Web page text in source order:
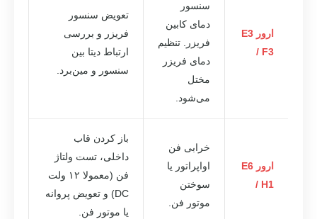
ارور E3
/ F3
سنسور
دمای کابین
فریزر. تنظیم
دمای فریزر
مختل
می‌شود.
تعویض سنسور
فریزر و بررسی
ارتباط دیتا بین
سنسور و مین‌برد.
ارور E6
/ H1
خرابی فن
اواپراتور یا
سوختن
موتور فن.
باز کردن قاب
داخلی، تست ولتاژ
فن (معمولا ۱۲ ولت
DC) و تعویض پروانه
یا موتور فن.